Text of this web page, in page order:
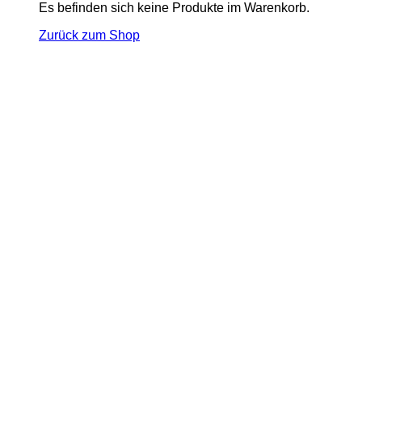
Es befinden sich keine Produkte im Warenkorb.
Zurück zum Shop